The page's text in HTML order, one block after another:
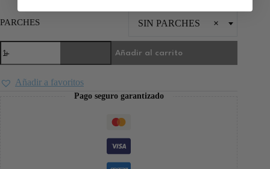
PARCHES ×
SIN PARCHES
Añadir al carrito
Añadir a favoritos
Pago seguro garantizado